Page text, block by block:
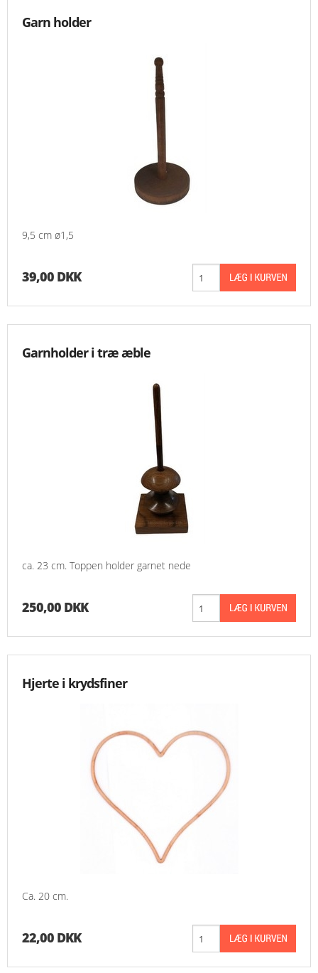
Garn holder
9,5 cm ø1,5
39,00 DKK
Garnholder i træ æble
ca. 23 cm. Toppen holder garnet nede
250,00 DKK
Hjerte i krydsfiner
Ca. 20 cm.
22,00 DKK